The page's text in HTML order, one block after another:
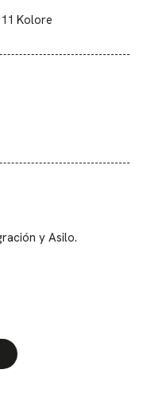
Kolore
y Asilo.